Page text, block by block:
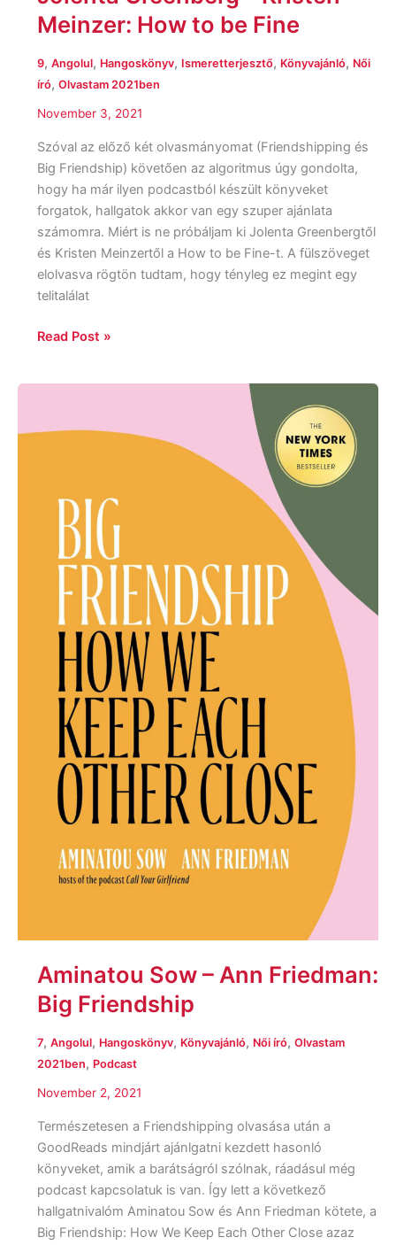
Meinzer: How to be Fine
9, Angolul, Hangoskönyv, Ismeretterjesztő, Könyvajánló, Női
író, Olvastam 2021ben
November 3, 2021
Szóval az előző két olvasmányomat (Friendshipping és
Big Friendship) követően az algoritmus úgy gondolta,
hogy ha már ilyen podcastból készült könyveket
forgatok, hallgatok akkor van egy szuper ajánlata
számomra. Miért is ne próbáljam ki Jolenta Greenbergtől
és Kristen Meinzertől a How to be Fine-t. A fülszöveget
elolvasva rögtön tudtam, hogy tényleg ez megint egy
telitalálat
Read Post »
Aminatou Sow – Ann Friedman:
Big Friendship
7, Angolul, Hangoskönyv, Könyvajánló, Női író, Olvastam
2021ben, Podcast
November 2, 2021
Természetesen a Friendshipping olvasása után a
GoodReads mindjárt ajánlgatni kezdett hasonló
könyveket, amik a barátságról szólnak, ráadásul még
podcast kapcsolatuk is van. Így lett a következő
hallgatnivalóm Aminatou Sow és Ann Friedman kötete, a
Big Friendship: How We Keep Each Other Close azaz
–
Friendship